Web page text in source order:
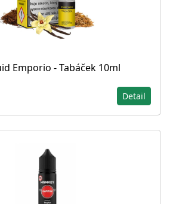
Emporio - Tabáček 10ml
Detail